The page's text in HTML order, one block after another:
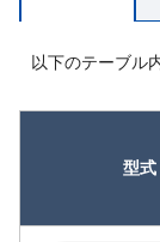
以下のテーブル
型式